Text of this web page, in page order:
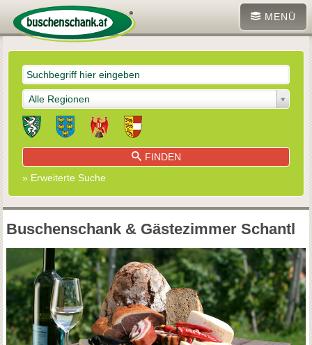
MENÜ
Alle Regionen
FINDEN
» Erweiterte Suche
Buschenschank & Gästezimmer Schantl